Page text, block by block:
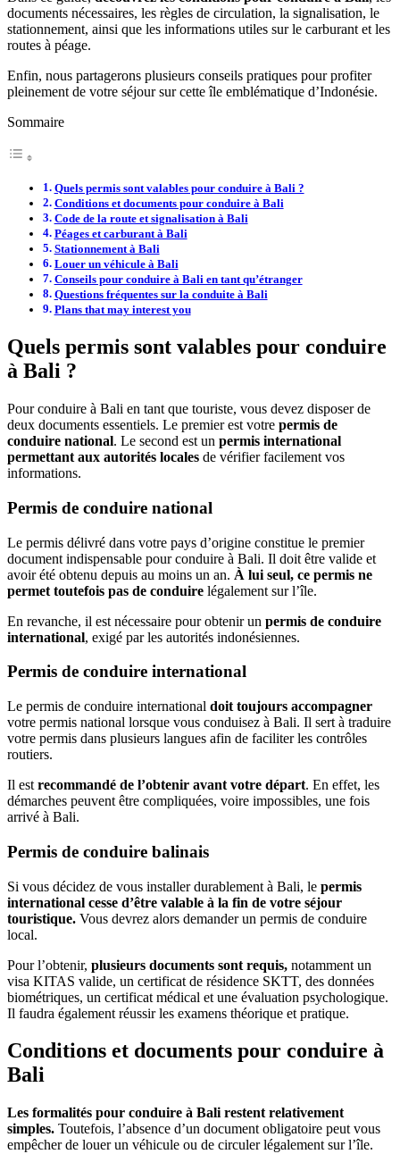
documents nécessaires, les règles de circulation, la signalisation, le
stationnement, ainsi que les informations utiles sur le carburant et les
routes à péage.
Enfin, nous partagerons plusieurs conseils pratiques pour profiter
pleinement de votre séjour sur cette île emblématique d’Indonésie.
Sommaire
Quels permis sont valables pour conduire à Bali ?
Conditions et documents pour conduire à Bali
Code de la route et signalisation à Bali
Péages et carburant à Bali
Stationnement à Bali
Louer un véhicule à Bali
Conseils pour conduire à Bali en tant qu’étranger
Questions fréquentes sur la conduite à Bali
Plans that may interest you
Quels permis sont valables pour conduire
à Bali ?
Pour conduire à Bali en tant que touriste, vous devez disposer de
deux documents essentiels. Le premier est votre permis de
conduire national. Le second est un permis international
permettant aux autorités locales de vérifier facilement vos
informations.
Permis de conduire national
Le permis délivré dans votre pays d’origine constitue le premier
document indispensable pour conduire à Bali. Il doit être valide et
avoir été obtenu depuis au moins un an. À lui seul, ce permis ne
permet toutefois pas de conduire légalement sur l’île.
En revanche, il est nécessaire pour obtenir un permis de conduire
international, exigé par les autorités indonésiennes.
Permis de conduire international
Le permis de conduire international doit toujours accompagner
votre permis national lorsque vous conduisez à Bali. Il sert à traduire
votre permis dans plusieurs langues afin de faciliter les contrôles
routiers.
Il est recommandé de l’obtenir avant votre départ. En effet, les
démarches peuvent être compliquées, voire impossibles, une fois
arrivé à Bali.
Permis de conduire balinais
Si vous décidez de vous installer durablement à Bali, le permis
international cesse d’être valable à la fin de votre séjour
touristique. Vous devrez alors demander un permis de conduire
local.
Pour l’obtenir, plusieurs documents sont requis, notamment un
visa KITAS valide, un certificat de résidence SKTT, des données
biométriques, un certificat médical et une évaluation psychologique.
Il faudra également réussir les examens théorique et pratique.
Conditions et documents pour conduire à
Bali
Les formalités pour conduire à Bali restent relativement
simples. Toutefois, l’absence d’un document obligatoire peut vous
empêcher de louer un véhicule ou de circuler légalement sur l’île.